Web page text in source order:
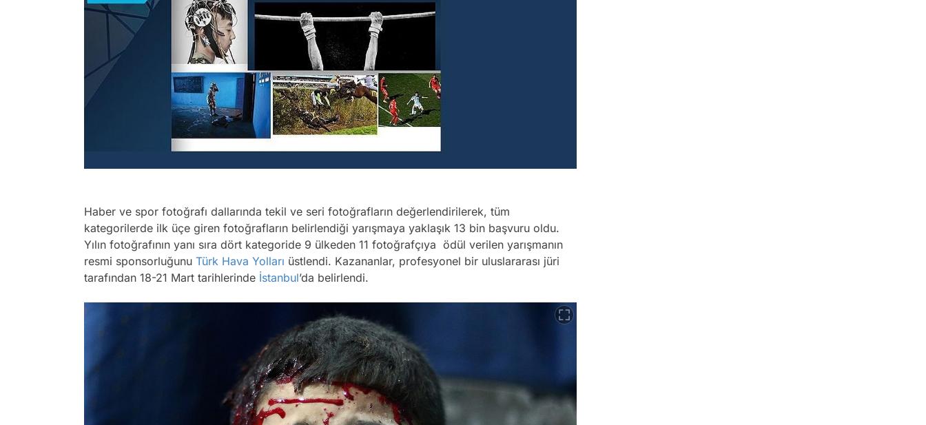
Haber ve spor fotoğrafı dallarında tekil ve seri fotoğrafların değerlendirilerek, tüm
kategorilerde ilk üçe giren fotoğrafların belirlendiği yarışmaya yaklaşık 13 bin başvuru oldu.
Yılın fotoğrafının yanı sıra dört kategoride 9 ülkeden 11 fotoğrafçıya ödül verilen yarışmanın
resmi sponsorluğunu Türk Hava Yolları üstlendi. Kazananlar, profesyonel bir uluslararası jüri
tarafından 18-21 Mart tarihlerinde İstanbul’da belirlendi.